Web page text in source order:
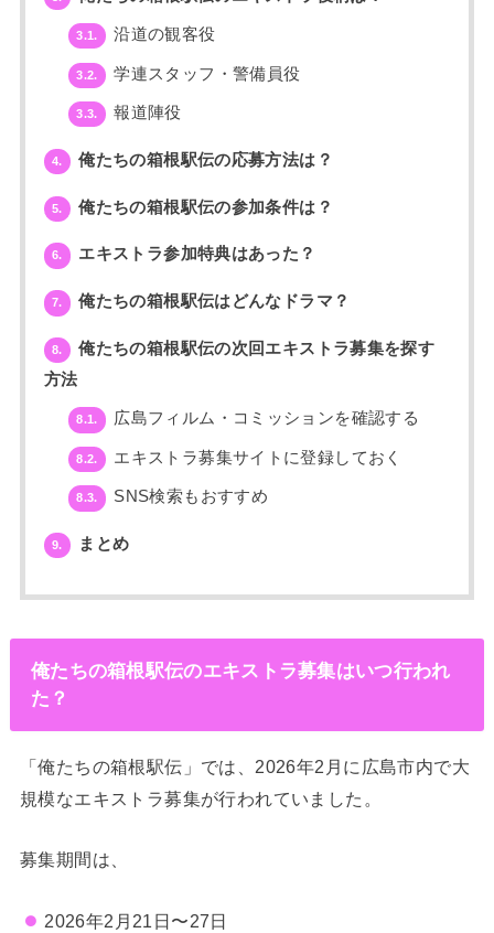
3.1. 沿道の観客役
3.2. 学連スタッフ・警備員役
3.3. 報道陣役
4. 俺たちの箱根駅伝の応募方法は？
5. 俺たちの箱根駅伝の参加条件は？
6. エキストラ参加特典はあった？
7. 俺たちの箱根駅伝はどんなドラマ？
8.
俺たちの箱根駅伝の次回エキストラ募集を探す
方法
8.1. 広島フィルム・コミッションを確認する
8.2. エキストラ募集サイトに登録しておく
8.3. SNS検索もおすすめ
9. まとめ
俺たちの箱根駅伝のエキストラ募集はいつ行われ
た？
「俺たちの箱根駅伝」では、2026年2月に広島市内で大
規模なエキストラ募集が行われていました。
募集期間は、
2026年2月21日〜27日